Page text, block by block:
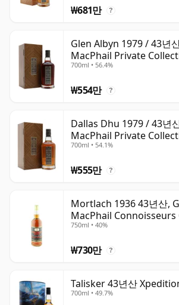
₩681만 ?
Glen Albyn 1979 / 43년
MacPhail Private
700ml • 56.4%
₩554만 ?
Dallas Dhu 1979 / 43년
MacPhail Private
700ml • 54.1%
₩555만 ?
Mortlach 1936 43년산,
MacPhail Connoisseurs
750ml • 40%
₩730만 ?
Talisker 43년산
700ml • 49.7%